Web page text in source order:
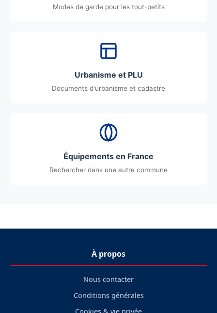
Modes de garde pour les tout-petits
Urbanisme et PLU
Documents d'urbanisme et cadastre
Équipements en France
Rechercher dans une autre commune
À propos
Nous contacter
Conditions générales